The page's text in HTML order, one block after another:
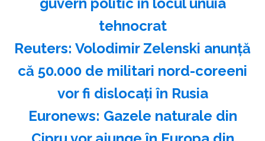
tehnocrat
Reuters: Volodimir Zelenski anunţă
că 50.000 de militari nord-coreeni
vor fi dislocaţi în Rusia
Euronews: Gazele naturale din